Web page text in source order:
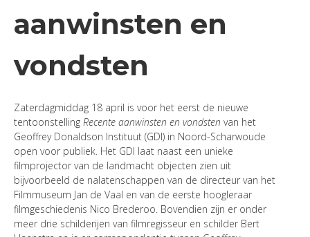
aanwinsten en
vondsten
Zaterdagmiddag 18 april is voor het eerst de nieuwe
tentoonstelling Recente aanwinsten en vondsten van het
Geoffrey Donaldson Instituut (GDI) in Noord-Scharwoude
open voor publiek. Het GDI laat naast een unieke
filmprojector van de landmacht objecten zien uit
bijvoorbeeld de nalatenschappen van de directeur van het
Filmmuseum Jan de Vaal en van de eerste hoogleraar
filmgeschiedenis Nico Brederoo. Bovendien zijn er onder
meer drie schilderijen van filmregisseur en schilder Bert